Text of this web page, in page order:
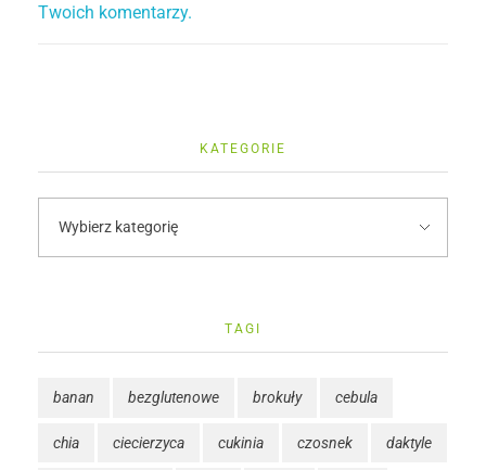
Twoich komentarzy.
KATEGORIE
TAGI
banan bezglutenowe brokuły cebula
chia ciecierzyca cukinia czosnek daktyle